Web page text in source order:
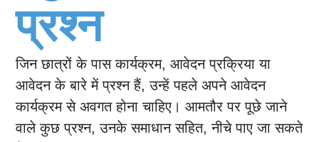
प्रश्न
जिन छात्रों के पास कार्यक्रम, आवेदन प्रक्रिया या
आवेदन के बारे में प्रश्न हैं, उन्हें पहले अपने आवेदन
कार्यक्रम से अवगत होना चाहिए। आमतौर पर पूछे जाने
वाले कुछ प्रश्न, उनके समाधान सहित, नीचे पाए जा सकते